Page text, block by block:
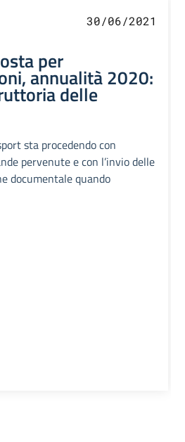
30/06/2021
per
annualità 2020:
delle
sta procedendo con
pervenute e con l’invio delle
documentale quando